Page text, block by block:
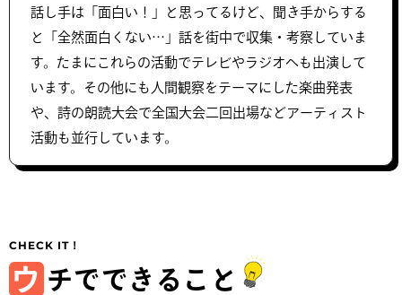
話し手は「面白い！」と思ってるけど、聞き手からする
と「全然面白くない…」話を街中で収集・考察していま
す。たまにこれらの活動でテレビやラジオへも出演して
います。その他にも人間観察をテーマにした楽曲発表
や、詩の朗読大会で全国大会二回出場などアーティスト
活動も並行しています。
ウ チでできること